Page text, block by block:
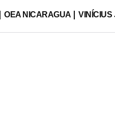
OEA NICARAGUA VINÍCIUS